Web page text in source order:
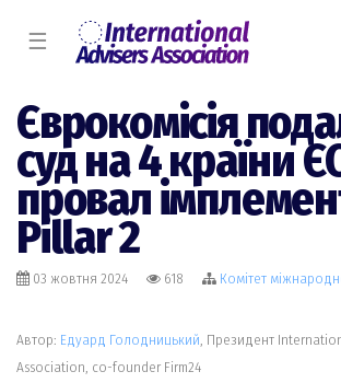
☰
Єврокомісія
суд на 4 країни
провал
Pillar 2
03 жовтня 2024 618 Комiтет
Автор: Едуард Голодницький , Президент
Association, co-founder Firm24